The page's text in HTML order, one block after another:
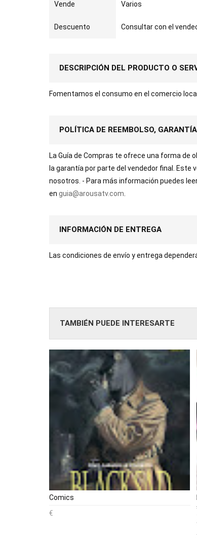
Vende Varios
Descuento Consultar con el
DESCRIPCIÓN DEL PRODUCTO O
Fomentamos el consumo en el comercio
POLÍTICA DE REEMBOLSO,
La Guía de Compras te ofrece una forma de
la garantía por parte del vendedor final.
nosotros. - Para más información puedes
en guia@arousatv.com
INFORMACIÓN DE ENTREGA
Las condiciones de envío y entrega
TAMBIÉN PUEDE INTERESARTE
Comics